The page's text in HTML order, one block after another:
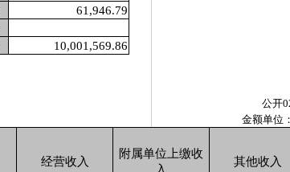
61,946.79
10,001,569.86
公开
金额单位
经营收入
附属单位上缴收
其他收入